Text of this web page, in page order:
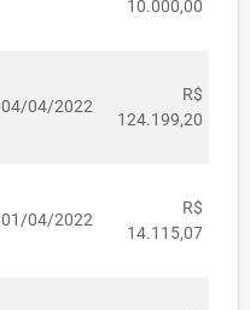
10.000,00
04/04/2022
R$
124.199,20
01/04/2022
R$
14.115,07